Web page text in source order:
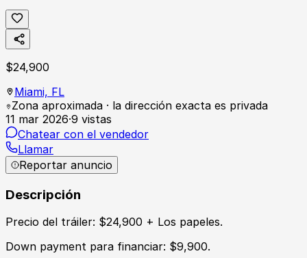
$24,900
Miami, FL
Zona aproximada · la dirección exacta es privada
11 mar 2026·9 vistas
Chatear con el vendedor
Llamar
Reportar anuncio
Descripción
Precio del tráiler: $24,900 + Los papeles.
Down payment para financiar: $9,900.